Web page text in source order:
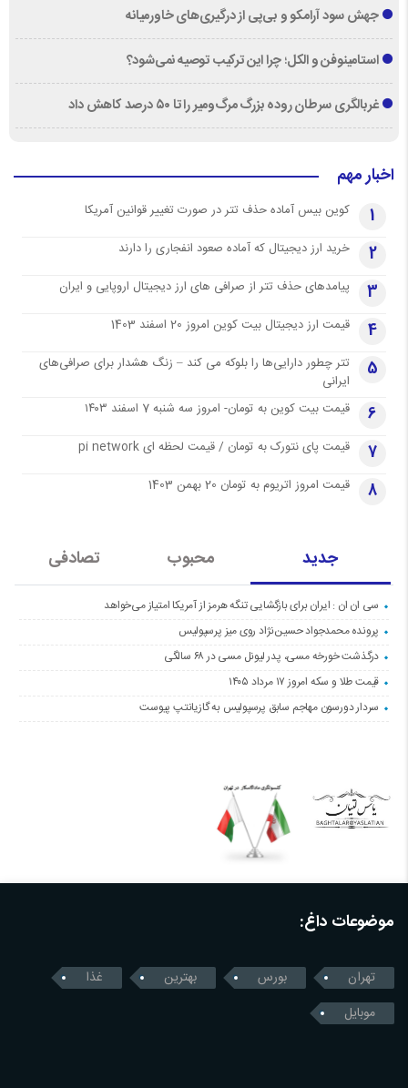
جهش سود آرامکو و بی‌پی از درگیری‌های خاورمیانه
استامینوفن و الکل؛ چرا این ترکیب توصیه نمی‌شود؟
غربالگری سرطان روده بزرگ مرگ‌ومیر را تا ۵۰ درصد کاهش داد
اخبار مهم
1 کوین بیس آماده حذف تتر در صورت تغییر قوانین آمریکا
2 خرید ارز دیجیتال که آماده صعود انفجاری را دارند
3 پیامدهای حذف تتر از صرافی های ارز دیجیتال اروپایی و ایران
4 قیمت ارز دیجیتال بیت کوین امروز 20 اسفند 1403
5
تتر چطور دارایی‌ها را بلوکه می کند – زنگ هشدار برای صرافی‌های
ایرانی
6 قیمت بیت کوین به تومان- امروز سه شنبه 7 اسفند ۱۴۰۳
7 قیمت پای نتورک به تومان / قیمت لحظه ای pi network
8 قیمت امروز اتریوم به تومان 20 بهمن 1403
جدید محبوب تصادفی
سی ان ان : ایران برای بازگشایی تنگه هرمز از آمریکا امتیاز می‌خواهد
پرونده محمدجواد حسین‌نژاد روی میز پرسپولیس
درگذشت خورخه مسی، پدر لیونل مسی در ۶۸ سالگی
قیمت طلا و سکه امروز ۱۷ مرداد ۱۴۰۵
سردار دورسون مهاجم سابق پرسپولیس به گازیانتپ پیوست
موضوعات داغ:
تهران بورس بهترین
غذا
موبایل